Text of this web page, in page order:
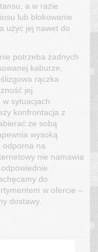
a w razie
lub blokowanie
użyć jej nawet do
potrzeba żadnych
kaburze,
rączka
jej
sytuacjach
konfrontacja z
ze sobą
wysoką
odporna na
nie namawia
do
w ofercie –
dostawy.